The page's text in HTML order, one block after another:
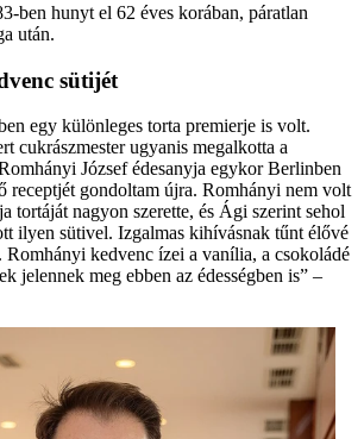
ben hunyt el 62 éves korában, páratlan
után.
sütijét
egy különleges torta premierje is volt.
cukrászmester ugyanis megalkotta a
József édesanyja egykor Berlinben
receptjét gondoltam újra. Romhányi nem volt
tortáját nagyon szerette, és Ági szerint sehol
ilyen sütivel. Izgalmas kihívásnak tűnt élővé
Romhányi kedvenc ízei a vanília, a csokoládé
jelennek meg ebben az édességben is” –